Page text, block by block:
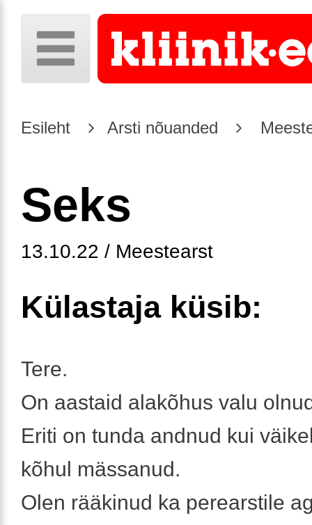
Esileht Arsti nõuanded
Seks
13.10.22 / Meestearst
Külastaja küsib:
Tere.
On aastaid alakõhus valu
Eriti on tunda andnud kui
kõhul mässanud.
Olen rääkinud ka perearstile